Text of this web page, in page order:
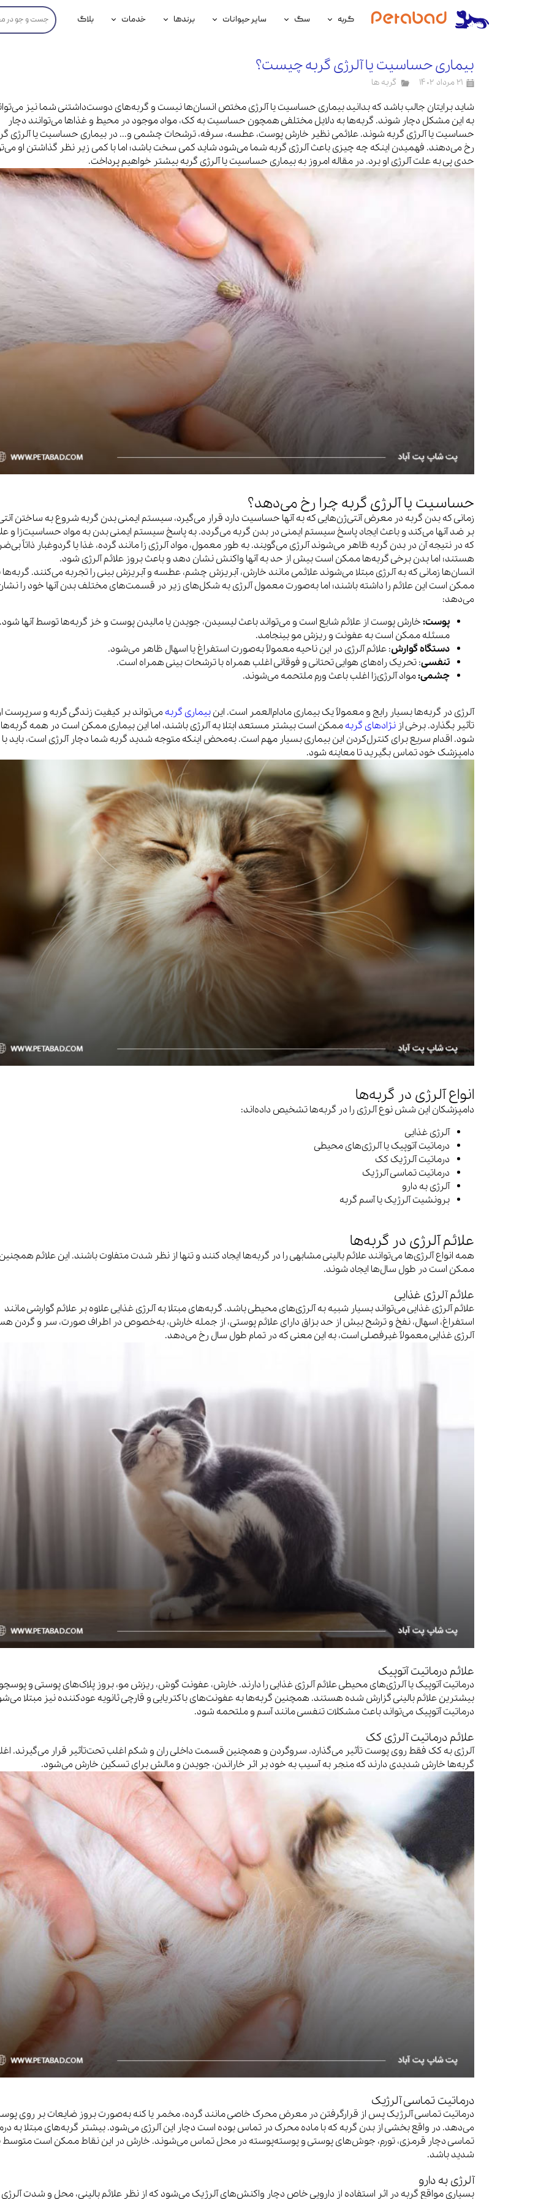
گربه
لوازم نگهداری گربه
آرایشی و بهداشتی گربه
سگ
لوازم نگهداری سگ
آرایشی و بهداشتی سگ
سایر حیوانات
محصولات جوندگان
برندها
بیفار
جرهای
رولی
شایر
گورمت
نیناپت
وینستون
ویسکاس
ونپی
خدمات بلاگ
بیماری حساسیت یا آلرژی گربه چیست؟
۲۱ مرداد ۱۴۰۲ گربه ها
شاید برایتان جالب باشد که بدانید بیماری حساسیت یا آلرژی مختص انسان‌ها نیست و گربه‌های دوست‌داشتنی شما نیز
به این مشکل دچار شوند. گربه‌ها به دلایل مختلفی همچون حساسیت به کک، مواد موجود در محیط و غذاها می‌توانند دچار
حساسیت یا آلرژی گربه شوند. علائمی نظیر خارش پوست، عطسه، سرفه، ترشحات چشمی و... در بیماری حساسیت یا آلرژی
رخ می‌دهند. فهمیدن اینکه چه چیزی باعث آلرژی گربه شما می‌شود شاید کمی سخت باشد؛ اما با کمی زیر نظر گذاشتن او
حدی پی به علت آلرژی او برد. در مقاله امروز به بیماری حساسیت یا آلرژی گربه بیشتر خواهیم پرداخت.
حساسیت یا آلرژی گربه چرا رخ می‌دهد؟
زمانی که بدن گربه در معرض آنتی‌ژن‌هایی که به آنها حساسیت دارد قرار می‌گیرد، سیستم ایمنی بدن گربه شروع به ساختن
بر ضد آنها می‌کند و باعث ایجاد پاسخ سیستم ایمنی در بدن گربه می‌گردد. به پاسخ سیستم ایمنی بدن به مواد حساسیت‌زا و
که در نتیجه آن در بدن گربه ظاهر می‌شوند آلرژی می‌گویند. به طور معمول، مواد آلرژی زا مانند گرده، غذا یا گردوغبار ذاتاً
هستند؛ اما بدن برخی گربه‌ها ممکن است بیش از حد به آنها واکنش نشان دهد و باعث بروز علائم آلرژی شود.
انسان‌ها زمانی که به آلرژی مبتلا می‌شوند علائمی مانند خارش، آبریزش چشم، عطسه و آبریزش بینی را تجربه می‌کنند. گربه‌ها
ممکن است این علائم را داشته باشند؛ اما به‌صورت معمول آلرژی به شکل‌های زیر در قسمت‌های مختلف بدن آنها خود را
می‌دهد:
پوست:خارش پوست از علائم شایع است و می‌تواند باعث لیسیدن، جویدن یا مالیدن پوست و خز گربه‌ها توسط آنها
مسئله ممکن است به عفونت و ریزش مو بینجامد.
دستگاه گوارش: علائم آلرژی در این ناحیه معمولاً به‌صورت استفراغ یا اسهال ظاهر می‌شود.
تنفسی: تحریک راه‌های هوایی تحتانی و فوقانی اغلب همراه با ترشحات بینی همراه است.
چشمی:مواد آلرژی‌زا اغلب باعث ورم ملتحمه می‌شوند.
آلرژی در گربه‌ها بسیار رایج و معمولاً یک بیماری مادام‌العمر است. اینبیماری گربه می‌تواند بر کیفیت زندگی گربه و سرپرست
تأثیر بگذارد. برخی از نژادهای گربهممکن است بیشتر مستعد ابتلا به آلرژی باشند، اما این بیماری ممکن است در همه
شود. اقدام سریع برای کنترل‌کردن این بیماری بسیار مهم است. به‌محض اینکه متوجه شدید گربه شما دچار آلرژی است، باید با
دامپزشک خود تماس بگیرید تا معاینه شود.
انواع آلرژی در گربه‌ها
دامپزشکان این شش نوع آلرژی را در گربه‌ها تشخیص داده‌اند:
آلرژی غذایی
درماتیت آتوپیک یا آلرژی‌های محیطی
درماتیت آلرژیک کک
درماتیت تماسی آلرژیک
آلرژی به دارو
برونشیت آلرژیک یا آسم گربه
علائم آلرژی در گربه‌ها
همه انواع آلرژی‌ها می‌توانند علائم بالینی مشابهی را در گربه‌ها ایجاد کنند و تنها از نظر شدت متفاوت باشند. این علائم
ممکن است در طول سال‌ها ایجاد شوند.
علائم آلرژی غذایی
علائم آلرژی غذایی می‌تواند بسیار شبیه به آلرژی‌های محیطی باشد. گربه‌های مبتلا به آلرژی غذایی علاوه بر علائم گوارشی مانند
استفراغ، اسهال، نفخ و ترشح بیش از حد بزاق دارای علائم پوستی، از جمله خارش، به‌خصوص در اطراف صورت، سر و گردن
آلرژی غذایی معمولاً غیرفصلی است، به این معنی که در تمام طول سال رخ می‌دهد.
علائم درماتیت آتوپیک
درماتیت آتوپیک یا آلرژی‌های محیطی علائم آلرژی غذایی را دارند. خارش، عفونت گوش، ریزش مو، بروز پلاک‌های پوستی و
بیشترین علائم بالینی گزارش شده هستند. همچنین گربه‌ها به عفونت‌های باکتریایی و قارچی ثانویه عودکننده نیز مبتلا
درماتیت آتوپیک می‌تواند باعث مشکلات تنفسی مانند آسم و ملتحمه شود.
علائم درماتیت آلرژی کک
آلرژی به کک فقط روی پوست تأثیر می‌گذارد. سروگردن و همچنین قسمت داخلی ران و شکم اغلب تحت‌تأثیر قرار می‌گیرند.
گربه‌ها خارش شدیدی دارند که منجر به آسیب به خود بر اثر خاراندن، جویدن و مالش برای تسکین خارش می‌شود.
درماتیت تماسی آلرژیک
درماتیت تماسی آلرژیک پس از قرارگرفتن در معرض محرک خاصی مانند گرده، مخمر یا کنه به‌صورت بروز ضایعات بر روی
می‌دهد. در واقع بخشی از بدن گربه که با ماده محرک در تماس بوده است دچار این آلرژی می‌شود. بیشتر گربه‌های مبتلا به
تماسی دچار قرمزی، تورم، جوش‌های پوستی و پوسته‌پوسته در محل تماس می‌شوند. خارش در این نقاط ممکن است متوسط
شدید باشد.
آلرژی به دارو
بسیاری مواقع گربه در اثر استفاده از دارویی خاص دچار واکنش‌های آلرژیک می‌شود که از نظر علائم بالینی، محل و شدت آلرژی